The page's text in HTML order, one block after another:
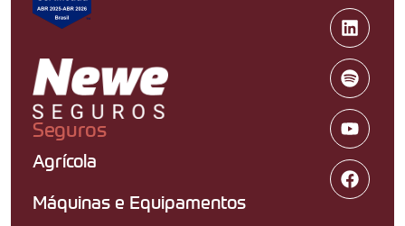
Seguros
Agrícola
Máquinas e Equipamentos